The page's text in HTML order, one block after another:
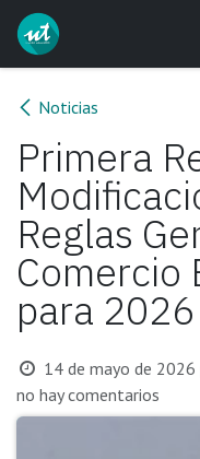
Ir al contenido
Noticias
Primera
Reglas
Comercio
para 2026
14 de mayo de 2026
no hay comentarios